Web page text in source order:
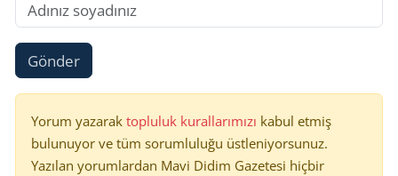
Gönder
Yorum yazarak topluluk kurallarımızı kabul etmiş
bulunuyor ve tüm sorumluluğu üstleniyorsunuz.
Yazılan yorumlardan Mavi Didim Gazetesi hiçbir